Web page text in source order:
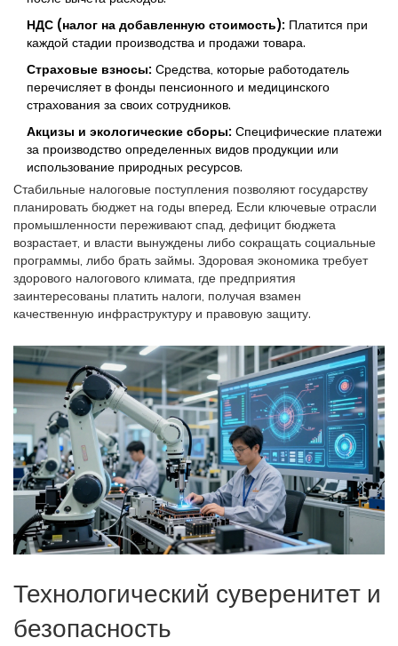
НДС (налог на добавленную стоимость): Платится при
каждой стадии производства и продажи товара.
Страховые взносы: Средства, которые работодатель
перечисляет в фонды пенсионного и медицинского
страхования за своих сотрудников.
Акцизы и экологические сборы: Специфические платежи
за производство определенных видов продукции или
использование природных ресурсов.
Стабильные налоговые поступления позволяют государству
планировать бюджет на годы вперед. Если ключевые отрасли
промышленности переживают спад, дефицит бюджета
возрастает, и власти вынуждены либо сокращать социальные
программы, либо брать займы. Здоровая экономика требует
здорового налогового климата, где предприятия
заинтересованы платить налоги, получая взамен
качественную инфраструктуру и правовую защиту.
Технологический суверенитет и
безопасность